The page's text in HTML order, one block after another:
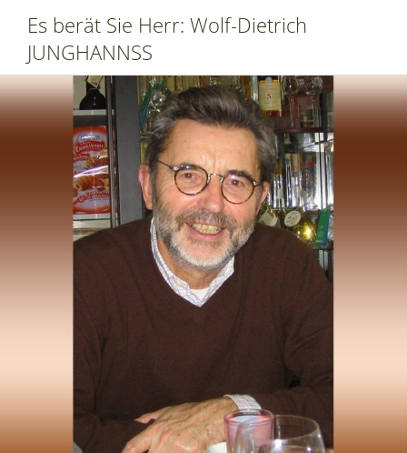
Es berät Sie Herr: Wolf-Dietrich
JUNGHANNSS